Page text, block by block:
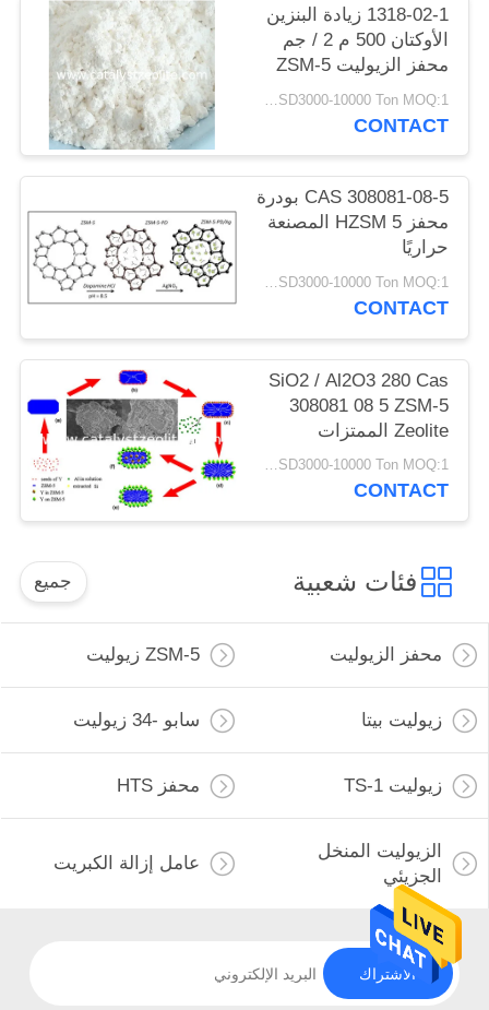
PRIVACY
POLICY
1318-02-1 زيادة البنزين
الأوكتان 500 م 2 / جم
محفز الزيوليت ZSM-5
USD3000-10000 Ton MOQ:1 كغم
CONTACT
CAS 308081-08-5 بودرة
محفز HZSM 5 المصنعة
حراريًا
USD3000-10000 Ton MOQ:1 كغم
CONTACT
SiO2 / Al2O3 280 Cas
308081 08 5 ZSM-5
Zeolite الممتزات
USD3000-10000 Ton MOQ:1 كغم
CONTACT
فئات شعبية جميع
محفز الزيوليت ZSM-5 زيوليت
زيوليت بيتا سابو -34 زيوليت
زيوليت TS-1 محفز HTS
الزيوليت المنخل
الجزيئي
عامل إزالة الكبريت
الاشتراك